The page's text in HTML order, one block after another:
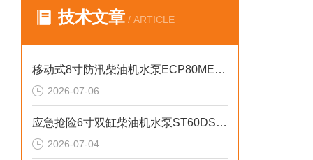
技术文章 / ARTICLE
移动式8寸防汛柴油机水泵ECP80ME产品介绍
2026-07-06
应急抢险6寸双缸柴油机水泵ST60DS产品介绍
2026-07-04